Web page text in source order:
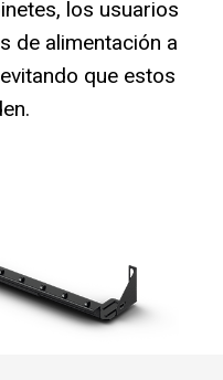
los usuarios
de alimentación a
que estos